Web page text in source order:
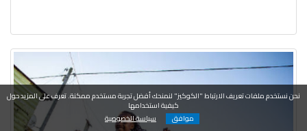
نحن نستخدم ملفات تعريف الارتباط "الكوكيز" لنمنحك أفضل تجربة مستخدم ممكنة. تعرف على المزيد حول
كيفية استخدامها
موافق
سياسة الخصوصية